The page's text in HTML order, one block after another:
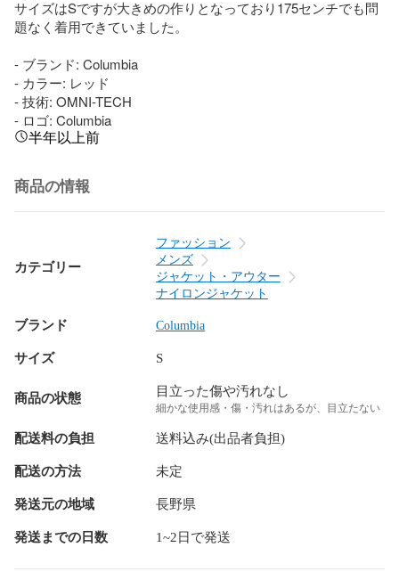
サイズはSですが大きめの作りとなっており175センチでも問
題なく着用できていました。
- ブランド: Columbia
- カラー: レッド
- 技術: OMNI-TECH
- ロゴ: Columbia
半年以上前
商品の情報
カテゴリー
ファッション
メンズ
ジャケット・アウター
ナイロンジャケット
ブランド Columbia
サイズ S
商品の状態 目立った傷や汚れなし
細かな使用感・傷・汚れはあるが、目立たない
配送料の負担 送料込み(出品者負担)
配送の方法 未定
発送元の地域 長野県
発送までの日数 1~2日で発送